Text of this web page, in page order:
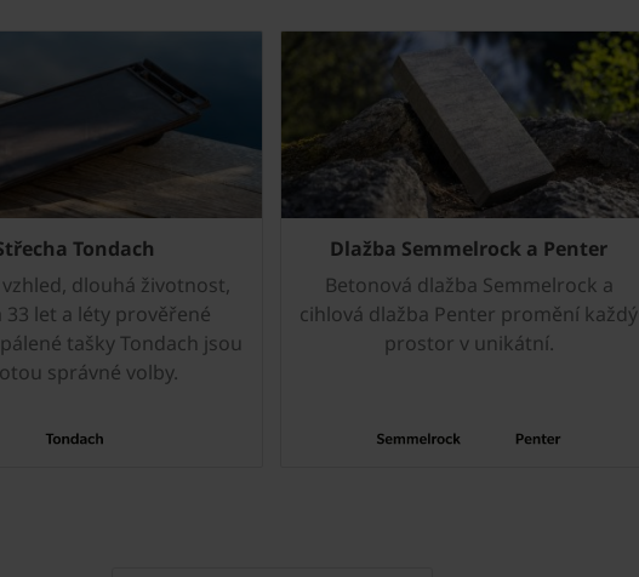
Tondach
dlouhá životnost,
33 let a léty prověřené
tašky Tondach jsou
správné volby.
Dlažba Semmelrock a Penter
Betonová dlažba Semmelrock a
cihlová dlažba Penter promění každý
prostor v unikátní.